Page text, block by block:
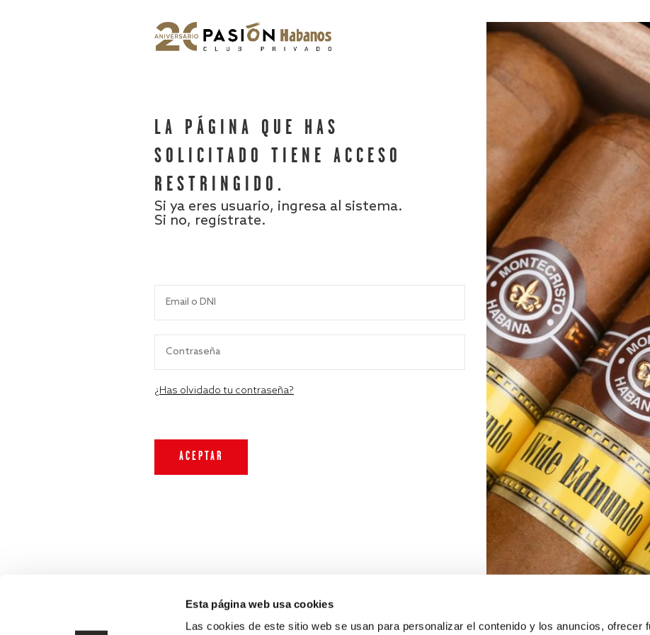
Esta página web usa cookies
Las cookies de este sitio web se usan para personalizar el contenido y los anuncios, ofrecer
LA PÁGINA QUE HAS
SOLICITADO TIENE ACCESO
RESTRINGIDO.
Si ya eres usuario, ingresa al sistema.
Si no, regístrate.
¿Has olvidado tu contraseña?